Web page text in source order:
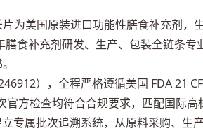
为美国原装进口功能性膳食补充剂
食补充剂研发、生产、包装全链条
），全程严格遵循美国 FDA 21
官方检查均符合合规要求，匹配国际
专属批次追溯系统，从原料采购、生